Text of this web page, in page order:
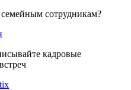
сотрудникам?
кадровые